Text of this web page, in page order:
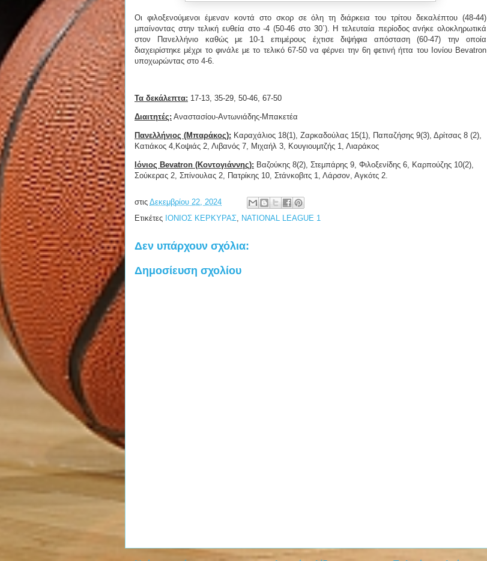
Οι φιλοξενούμενοι έμεναν κοντά στο σκορ σε όλη τη διάρκεια του τρίτου δεκαλέπτου (48-44)
μπαίνοντας στην τελική ευθεία στο -4 (50-46 στο 30΄). Η τελευταία περίοδος ανήκε ολοκληρωτικά
στον Πανελλήνιο καθώς με 10-1 επιμέρους έχτισε διψήφια απόσταση (60-47) την οποία
διαχειρίστηκε μέχρι το φινάλε με το τελικό 67-50 να φέρνει την 6η φετινή ήττα του Ιονίου Bevatron
υποχωρώντας στο 4-6.
Τα δεκάλεπτα: 17-13, 35-29, 50-46, 67-50
Διαιτητές: Αναστασίου-Αντωνιάδης-Μπακετέα
Πανελλήνιος (Μπαράκος): Καραχάλιος 18(1), Ζαρκαδούλας 15(1), Παπαζήσης 9(3), Δρίτσας 8 (2),
Κατιάκος 4,Κοψιάς 2, Λιβανός 7, Μιχαήλ 3, Κουγιουμτζής 1, Λιαράκος
Ιόνιος Bevatron (Κοντογιάννης): Βαζούκης 8(2), Στεμπάρης 9, Φιλοξενίδης 6, Καρπούζης 10(2),
Σούκερας 2, Σπίνουλας 2, Πατρίκης 10, Στάνκοβιτς 1, Λάρσον, Αγκότς 2.
στις Δεκεμβρίου 22, 2024
Ετικέτες ΙΟΝΙΟΣ ΚΕΡΚΥΡΑΣ, NATIONAL LEAGUE 1
Δεν υπάρχουν σχόλια:
Δημοσίευση σχολίου